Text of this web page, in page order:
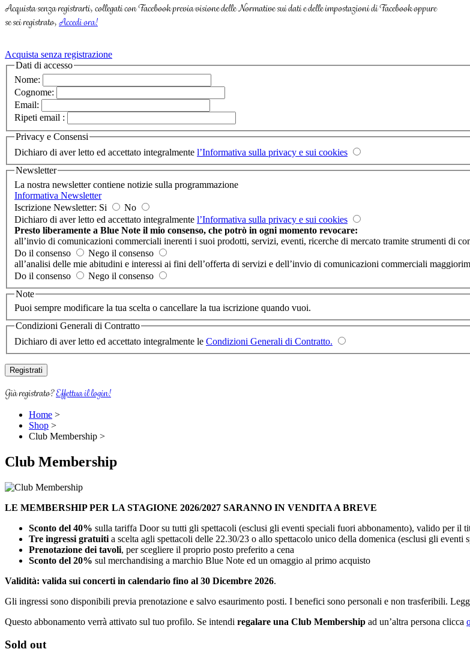
Acquista senza registrarti, collegati con Facebook previa visione delle Normative sui dati e delle impostazioni di Facebook oppure
se sei registrato,Accedi ora!
Acquista senza registrazione
Dati di accesso
Nome:
Cognome:
Email:
Ripeti email :
Privacy e Consensi
Dichiaro di aver letto ed accettato integralmente l’Informativa sulla privacy e sui cookies
Newsletter
La nostra newsletter contiene notizie sulla programmazione
Informativa Newsletter
Iscrizione Newsletter: Si
No
Dichiaro di aver letto ed accettato integralmente l’Informativa sulla privacy e sui cookies
Presto liberamente a Blue Note il mio consenso, che potrò in ogni momento revocare:
all’invio di comunicazioni commerciali inerenti i suoi prodotti, servizi, eventi, ricerche di mercato tramite strumenti di
Do il consenso
Nego il consenso
all’analisi delle mie abitudini e interessi ai fini dell’offerta di servizi e dell’invio di comunicazioni commerciali
Do il consenso
Nego il consenso
Note
Puoi sempre modificare la tua scelta o cancellare la tua iscrizione quando vuoi.
Condizioni Generali di Contratto
Dichiaro di aver letto ed accettato integralmente le Condizioni Generali di Contratto.
Già registrato?Effettua il login!
Home >
Shop >
Club Membership >
Club Membership
LE MEMBERSHIP PER LA STAGIONE 2026/2027 SARANNO IN VENDITA A BREVE
Sconto del 40% sulla tariffa Door su tutti gli spettacoli (esclusi gli eventi speciali fuori abbonamento), valido per il
Tre ingressi gratuiti a scelta agli spettacoli delle 22.30/23 o allo spettacolo unico della domenica (esclusi gli eventi
Prenotazione dei tavoli, per scegliere il proprio posto preferito a cena
Sconto del 20% sul merchandising a marchio Blue Note ed un omaggio al primo acquisto
Validità: valida sui concerti in calendario fino al 30 Dicembre 2026.
Gli ingressi sono disponibili previa prenotazione e salvo esaurimento posti. I benefici sono personali e non trasferibili.
Questo abbonamento verrà attivato sul tuo profilo. Se intendi regalare una Club Membership ad un’altra persona clicca
Sold out